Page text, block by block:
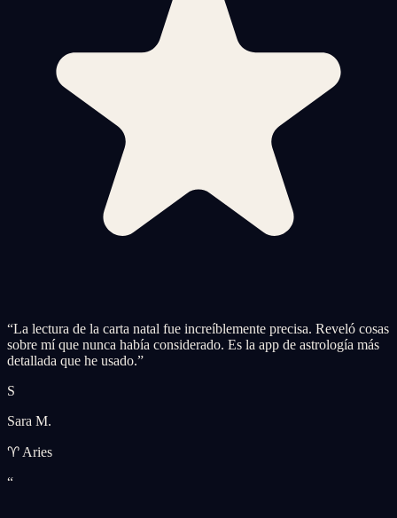
“La lectura de la carta natal fue increíblemente precisa. Reveló cosas
sobre mí que nunca había considerado. Es la app de astrología más
detallada que he usado.”
S
Sara M.
♈ Aries
“